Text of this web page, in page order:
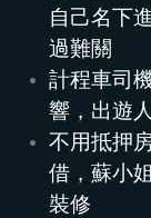
自己名下
過難關
計程車司
響，出遊
不用抵押
借，蘇小
裝修